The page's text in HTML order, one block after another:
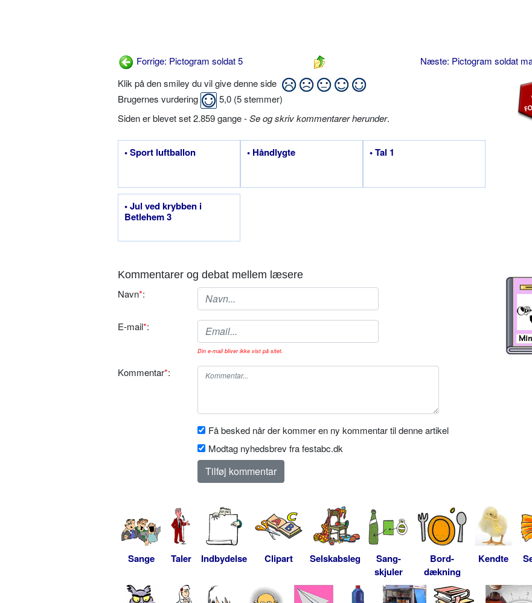
Forrige: Pictogram soldat 5
Næste: Pictogram soldat
Klik på den smiley du vil give denne side
Brugernes vurdering
5,0 (5stemmer)
Siden er blevet set 2.859 gange -Se og skriv kommentarer herunder.
• Sport luftballon • Håndlygte • Tal 1
• Jul ved krybben i
Betlehem 3
Kommentarer og debat mellem læsere
Navn*:
E-mail*:
Din e-mail bliver ikke vist på sitet.
Kommentar*:
Få besked når der kommer en ny kommentar til denne artikel
Modtag nyhedsbrev fra festabc.dk
Sange Taler Indbydelse Clipart Selskabsleg
Sang-
skjuler
Bord-
dækning
Kendte